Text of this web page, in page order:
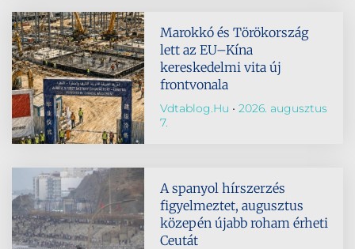
Marokkó és Törökország
lett az EU–Kína
kereskedelmi vita új
frontvonala
Vdtablog.hu
2026. augusztus
7.
A spanyol hírszerzés
figyelmeztet, augusztus
közepén újabb roham érheti
Ceutát